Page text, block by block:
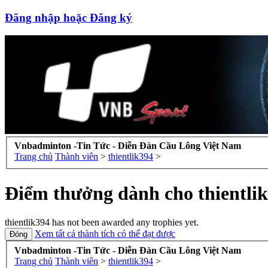
Đăng nhập hoặc Đăng ký
Vnbadminton -Tin Tức - Diễn Đàn Cầu Lông Việt Nam
Trang chủ Thành viên > thientlik394 >
Điểm thưởng dành cho
thientlik394 has not been awarded any trophies yet.
Xem tất cả thành tích có thể đạt được
Vnbadminton -Tin Tức - Diễn Đàn Cầu Lông Việt Nam
Trang chủ Thành viên > thientlik394 >